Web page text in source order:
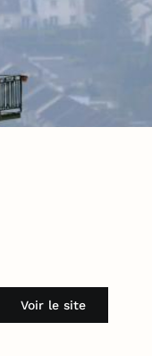
Voir le site